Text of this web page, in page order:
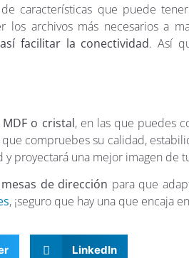
características que puede
los archivos más necesarios a
facilitar la conectividad. Así
o cristal, en las que puedes
compruebes su calidad,
proyectará una mejor imagen de
mesas de dirección para que
, ¡seguro que hay una que encaja
LinkedIn